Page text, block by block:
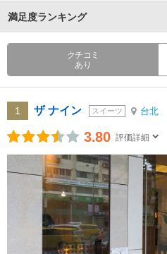
満足度ランキング
クチコミ
あり
1 ザ ナイン スイーツ 台北
3.80 評価詳細